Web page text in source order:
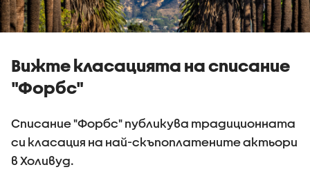
Вижте класацията на списание
"Форбс"
Списание "Форбс" публикува традиционната
си класация на най-скъпоплатените актьори
в Холивуд.